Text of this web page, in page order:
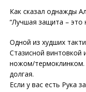
Как сказал однажды
“Лучшая защита – это
Одной из худших
Стазисной винтовкой
ножом/термоклинком.
долгая.
Если у вас есть Рука